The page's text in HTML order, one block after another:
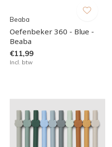
Beaba
Oefenbeker 360 - Blue -
Beaba
€11,99
Incl. btw